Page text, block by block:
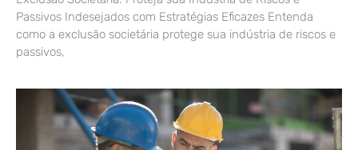
Passivos Indesejados com Estratégias Eficazes Entenda
como a exclusão societária protege sua indústria de riscos e
passivos,